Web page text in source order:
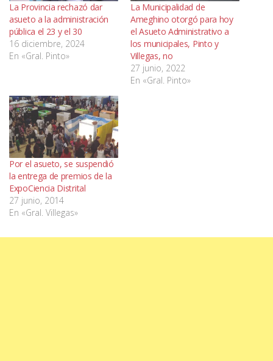
La Provincia rechazó dar
asueto a la administración
pública el 23 y el 30
16 diciembre, 2024
En «Gral. Pinto»
La Municipalidad de
Ameghino otorgó para hoy
el Asueto Administrativo a
los municipales, Pinto y
Villegas, no
27 junio, 2022
En «Gral. Pinto»
Por el asueto, se suspendió
la entrega de premios de la
ExpoCiencia Distrital
27 junio, 2014
En «Gral. Villegas»